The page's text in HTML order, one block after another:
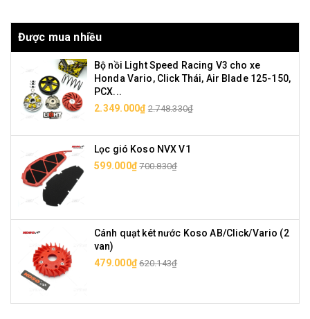
Được mua nhiều
Bộ nồi Light Speed Racing V3 cho xe
Honda Vario, Click Thái, Air Blade 125-150,
PCX...
2.349.000₫ 2.748.330₫
Lọc gió Koso NVX V1
599.000₫ 700.830₫
Cánh quạt két nước Koso AB/Click/Vario (2
van)
479.000₫ 620.143₫